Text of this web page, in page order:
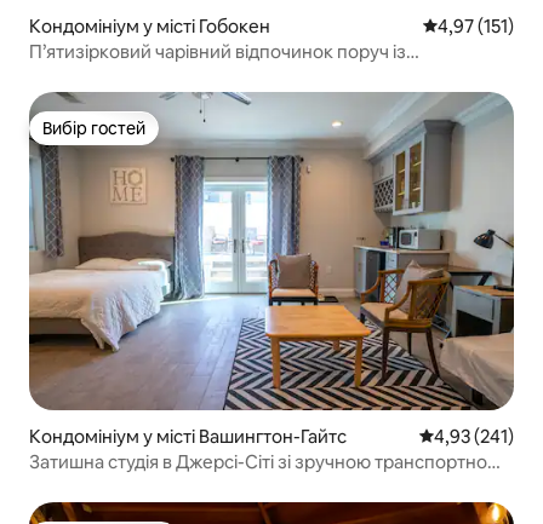
Кондомініум у місті Гобокен Середня
4,97 (151)
П’ятизірковий чарівний відпочинок поруч із
Вибір гостей
Вибір гостей
Кондомініум у місті Вашингтон-Гайтс Середня
4,93 (241)
Затишна студія в Джерсі-Сіті зі зручною транспортною